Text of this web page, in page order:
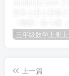
上一篇